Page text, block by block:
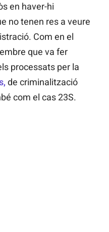
en haver-hi
no tenen res a veure
Com en el
que va fer
processats per la
de criminalització
com el cas 23S.